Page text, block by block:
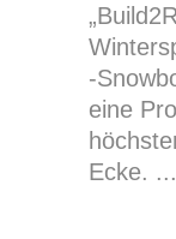
-
eine
Ecke.